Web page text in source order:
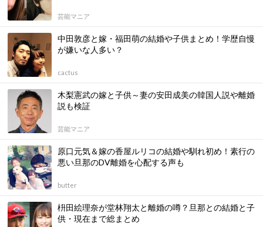
芸能マニア
中田敦彦と嫁・福田萌の結婚や子供まとめ！学歴自慢
が嫌いな人多い？
cactus
木梨憲武の嫁と子供～妻の安田成美の韓国人説や離婚
説も検証
芸能マニア
原口元気＆嫁の香屋ルリコの結婚や馴れ初め！素行の
悪い旦那のDV離婚を心配する声も
butter
枡田絵理奈が堂林翔太と離婚の噂？旦那との結婚と子
供・現在まで総まとめ